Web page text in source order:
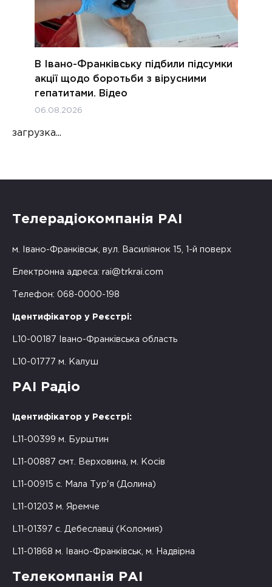
В Івано-Франківську підбили підсумки
акції щодо боротьби з вірусними
гепатитами. Відео
06.08.2026
загрузка...
Телерадіокомпанія РАІ
м. Івано-Франківськ, вул. Василіянок 15, 1-й поверх
Електронна адреса: rai@trkrai.com
Телефон: 068-0000-198
Ідентифікатор у Реєстрі:
L10-00187 Івано-Франківська область
L10-01777 м. Калуш
РАІ Радіо
Ідентифікатор у Реєстрі:
L11-00399 м. Бурштин
L11-00887 смт. Верховина, м. Косів
L11-00915 с. Мала Тур'я (Долина)
L11-01203 м. Яремче
L11-01397 с. Дебеславці (Коломия)
L11-01868 м. Івано-Франківськ, м. Надвірна
Телекомпанія РАІ